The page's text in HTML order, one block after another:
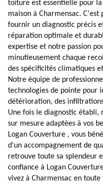
toiture est essentielle pour
maison à Charmensac. C'est
fournir un diagnostic précis
réparation optimale et
expertise et notre passion
minutieusement chaque
des spécificités climatiques
Notre équipe de
technologies de pointe pour
détérioration, des
Une fois le diagnostic établi,
sur mesure adaptées à vos
Logan Couverture , vous
d'un accompagnement de
retrouve toute sa splendeur
confiance à Logan
vivez à Charmensac en